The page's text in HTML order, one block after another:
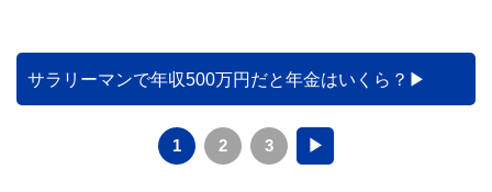
サラリーマンで年収500万円だと年金はいくら？
1 2 3 ▶